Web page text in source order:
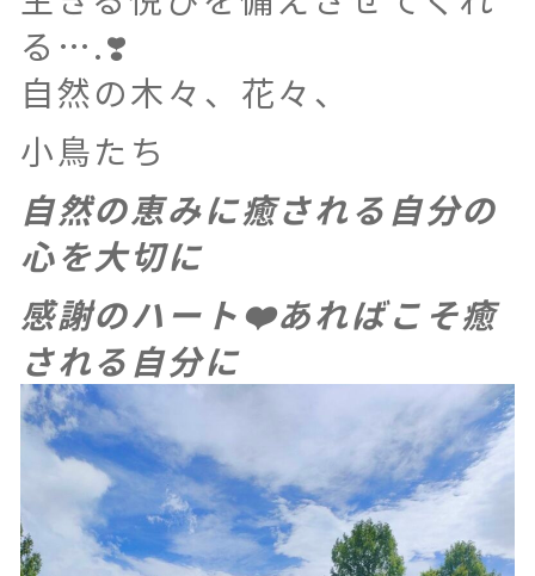
る….❣️
自然の木々、花々、
小鳥たち
自然の恵みに癒される自分の
心を大切に
感謝のハート❤️あればこそ癒
される自分に